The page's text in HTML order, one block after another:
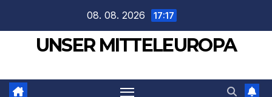
springen
08. 08. 2026 17:17
UNSER MITTELEUROPA